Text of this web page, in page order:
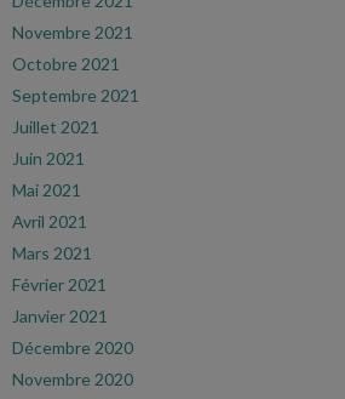
Novembre 2021
Octobre 2021
Septembre 2021
Juillet 2021
Juin 2021
Mai 2021
Avril 2021
Mars 2021
Février 2021
Janvier 2021
Décembre 2020
Novembre 2020